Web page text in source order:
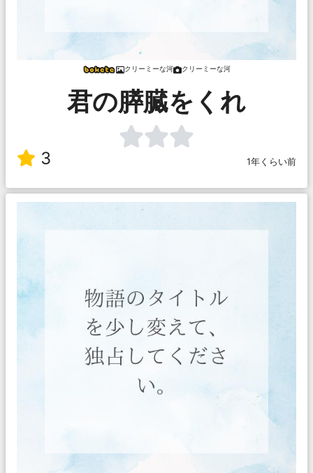
クリーミーな河 クリーミーな河
君の膵臓をくれ
3 1年くらい前